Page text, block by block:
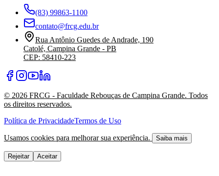
(83) 99863-1100
contato@frcg.edu.br
Rua Antônio Guedes de Andrade, 190
Catolé, Campina Grande - PB
CEP: 58410-223
© 2026 FRCG - Faculdade Rebouças de Campina Grande. Todos
os direitos reservados.
Política de PrivacidadeTermos de Uso
Usamos cookies para melhorar sua experiência. Saiba mais
Rejeitar Aceitar